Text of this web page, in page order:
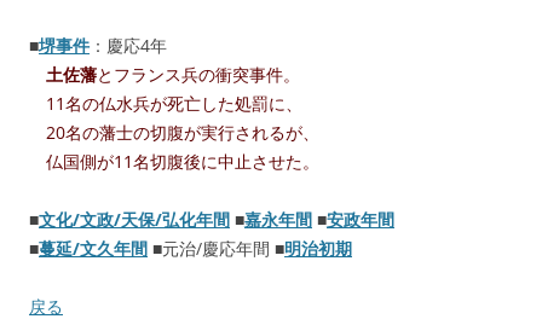
■堺事件 ：慶応4年
土佐藩とフランス兵の衝突事件。
11名の仏水兵が死亡した処罰に、
20名の藩士の切腹が実行されるが、
仏国側が11名切腹後に中止させた。
■文化/文政/天保/弘化年間 ■嘉永年間 ■安政年間
■蔓延/文久年間 ■元治/慶応年間 ■明治初期
戻る